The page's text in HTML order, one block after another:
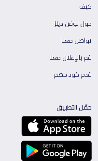
كيف
حول لوفن ديلز
تواصل معنا
قم بالإعلان معنا
قدم كود خصم
حمّل التطبيق